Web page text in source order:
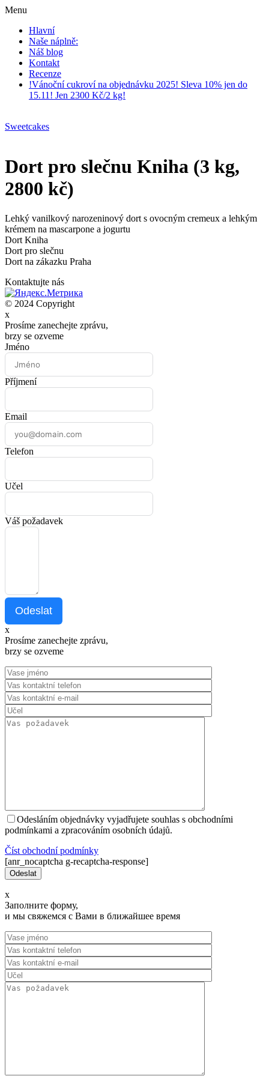
Menu
Hlavní
Naše náplně:
Náš blog
Kontakt
Recenze
!Vánoční cukroví na objednávku 2025! Sleva 10% jen do
15.11! Jen 2300 Kč/2 kg!
Sweetcakes
Dort pro slečnu Kniha (3 kg,
2800 kč)
Lehký vanilkový narozeninový dort s ovocným cremeux a lehkým
krémem na mascarpone a jogurtu
Dort Kniha
Dort pro slečnu
Dort na zákazku Praha
Kontaktujte nás
© 2024 Copyright
x
Prosíme zanechejte zprávu,
brzy se ozveme
Jméno
Příjmení
Email
Telefon
Učel
Váš požadavek
Odeslat
x
Prosíme zanechejte zprávu,
brzy se ozveme
Odesláním objednávky vyjadřujete souhlas s obchodními
podmínkami a zpracováním osobních údajů.
Číst оbchodní podmínky
[anr_nocaptcha g-recaptcha-response]
x
Заполните форму,
и мы свяжемся с Вами в ближайшее время